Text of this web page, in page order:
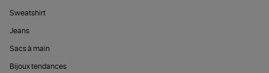
Sweatshirt
Jeans
Sacs à main
Bijoux tendances